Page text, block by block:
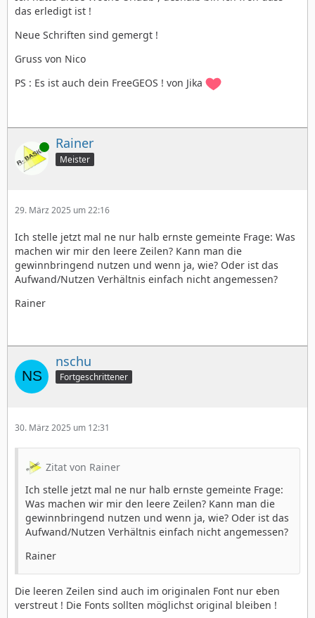
das erledigt ist !
Neue Schriften sind gemergt !
Gruss von Nico
PS : Es ist auch dein FreeGEOS ! von Jika
Online Rainer
Meister
29. März 2025 um 22:16
Ich stelle jetzt mal ne nur halb ernste gemeinte Frage: Was
machen wir mir den leere Zeilen? Kann man die
gewinnbringend nutzen und wenn ja, wie? Oder ist das
Aufwand/Nutzen Verhältnis einfach nicht angemessen?
Rainer
nschu
Fortgeschrittener
30. März 2025 um 12:31
Zitat von Rainer
Ich stelle jetzt mal ne nur halb ernste gemeinte Frage:
Was machen wir mir den leere Zeilen? Kann man die
gewinnbringend nutzen und wenn ja, wie? Oder ist das
Aufwand/Nutzen Verhältnis einfach nicht angemessen?
Rainer
Die leeren Zeilen sind auch im originalen Font nur eben
verstreut ! Die Fonts sollten möglichst original bleiben !